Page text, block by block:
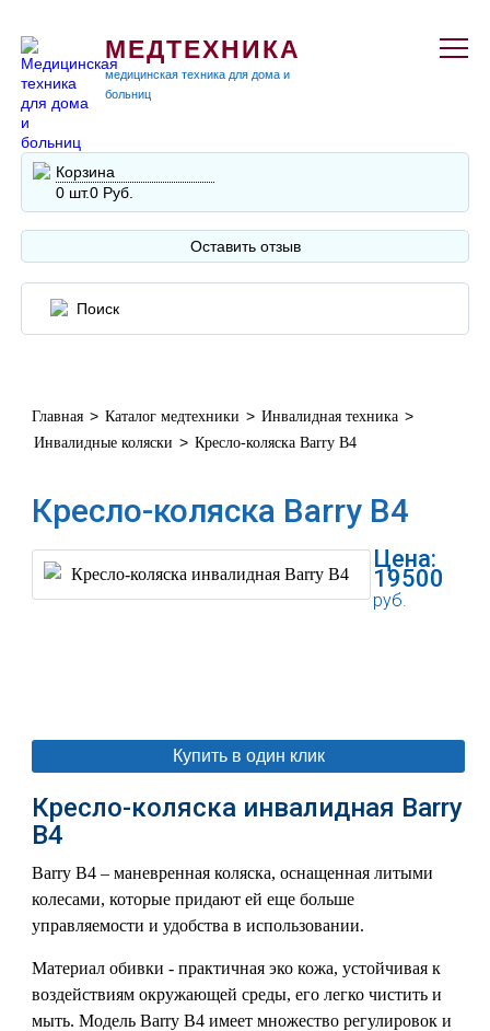
МЕДТЕХНИКА
медицинская техника для дома и
больниц
Корзина
0 шт.0 Руб.
Оставить отзыв
Главная > Каталог медтехники > Инвалидная техника >
Инвалидные коляски > Кресло-коляска Barry B4
Кресло-коляска Barry B4
Цена:
19500
руб.
Купить в один клик
Кресло-коляска инвалидная Barry
B4
Barry B4 – маневренная коляска, оснащенная литыми
колесами, которые придают ей еще больше
управляемости и удобства в использовании.
Материал обивки - практичная эко кожа, устойчивая к
воздействиям окружающей среды, его легко чистить и
мыть. Модель Barry B4 имеет множество регулировок и